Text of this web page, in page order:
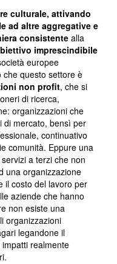
culturale, attivando
ad altre aggregative e
consistente alla
imprescindibile
europee
questo settore è
non profit, che si
di ricerca,
organizzazioni che
di mercato, bensì per
continuativo
comunità. Eppure una
a terzi che non
una organizzazione
il costo del lavoro per
aziende che hanno
non esiste una
organizzazioni
legandone il
realmente